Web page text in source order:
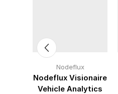
Nodeflux
Nodeflux Visionaire
Vehicle Analytics